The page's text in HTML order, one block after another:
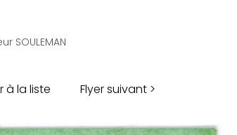
SOULEMAN
à la liste Flyer suivant >